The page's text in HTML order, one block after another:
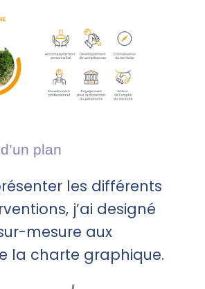
plan
les différents
j’ai designé
mesure aux
la charte graphique.